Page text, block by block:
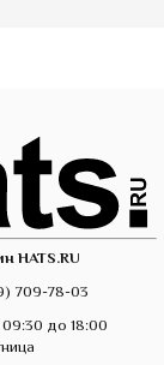
HATS.RU
709-78-03
09:30 до 18:00